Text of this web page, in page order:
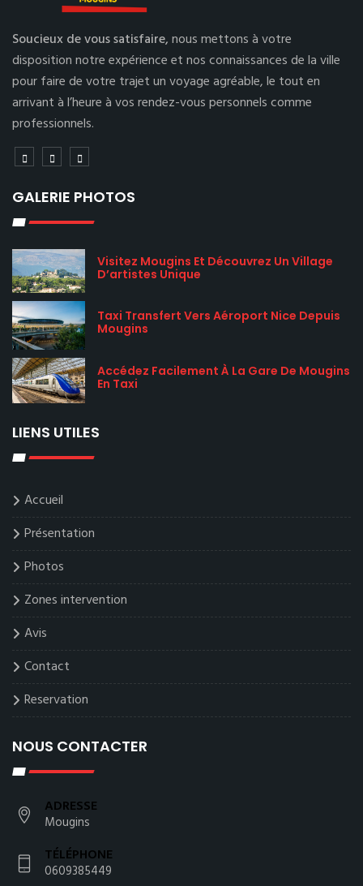
Soucieux de vous satisfaire,nous mettons à votre
disposition notre expérience et nos connaissances de la ville
pour faire de votre trajet un voyage agréable, le tout en
arrivant à l’heure à vos rendez-vous personnels comme
professionnels.
GALERIE PHOTOS
Visitez Mougins Et Découvrez Un Village
D’artistes Unique
Taxi Transfert Vers Aéroport Nice Depuis
Mougins
Accédez Facilement À La Gare De Mougins
En Taxi
LIENS UTILES
Accueil
Présentation
Photos
Zones intervention
Avis
Contact
Reservation
NOUS CONTACTER
ADRESSE
Mougins
TÉLÉPHONE
0609385449